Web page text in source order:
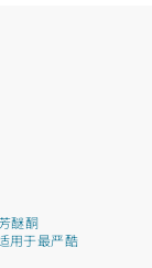
醚酮
用于最严酷